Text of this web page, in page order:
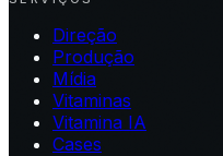
Direção
Produção
Mídia
Vitaminas
Vitamina IA
Cases